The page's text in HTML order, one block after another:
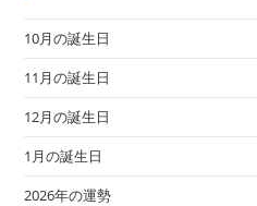
10月の誕生日
11月の誕生日
12月の誕生日
1月の誕生日
2026年の運勢